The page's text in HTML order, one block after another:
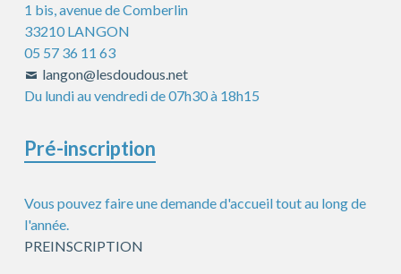
1 bis, avenue de Comberlin
33210 LANGON
05 57 36 11 63
langon@lesdoudous.net
Du lundi au vendredi de 07h30 à 18h15
Pré-inscription
Vous pouvez faire une demande d'accueil tout au long de
l'année.
PREINSCRIPTION